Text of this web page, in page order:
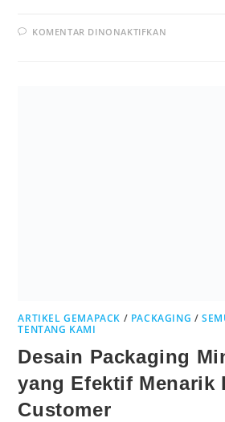
KOMENTAR DINONAKTIFKAN
ARTIKEL GEMAPACK / PACKAGING /
TENTANG KAMI
Desain Packaging
yang Efektif Menarik
Customer